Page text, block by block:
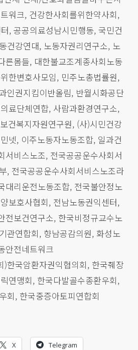
워크, 건강한사회를위한약사회,
, 공공의료성남시민행동, 국민건
건강연대, 노동자권리연구소, 노
른몸들, 대한불교조계종사회노동
한변호사모임, 민주노총법률원,
인권지킴이반올림, 반월시화공단
료단체연합, 사람과환경연구소,
건복지자원연구원, (사)시민건강
넷, 이주노동자노동조합, 일과건
서비스노조, 전국공공운수사회서
, 전국공공운수사회서비스노조라
대리운전노동조합, 전국불안정노
보호사협회, 전남노동권익센터,
전보건연구소, 한국비정규교수노
관연합회, 향남공감의원, 화성노
안전네트워크
)한국암환자권익협의회, 한국췌장
연맹회, 한국다발골수종환우회,
회, 한국중증아토피연합회
X Telegram